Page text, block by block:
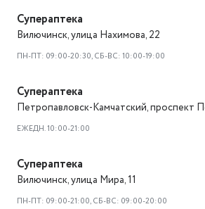
Супераптека
Вилючинск улица Нахимова, 22
ПН-ПТ: 09:00-20:30, СБ-ВС: 10:00-19:00
Супераптека
Петропавловск-Камчатский проспект
ЕЖЕДН. 10:00-21:00
Супераптека
Вилючинск улица Мира, 11
ПН-ПТ: 09:00-21:00, СБ-ВС: 09:00-20:00